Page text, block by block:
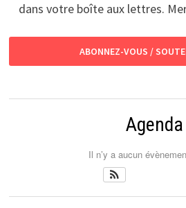
dans votre boîte aux lettres.
ABONNEZ-VOUS /
Agenda
Il n’y a aucun